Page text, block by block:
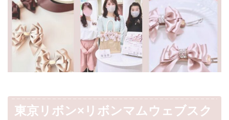
東京リボン×リボンマムウェブスク